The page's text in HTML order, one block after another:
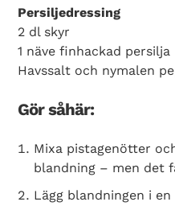
Persiljedressing
2 dl skyr
1 näve finhackad persilja
Havssalt och nymalen
Gör såhär:
Mixa pistagenötter
blandning – men det
Lägg blandningen i